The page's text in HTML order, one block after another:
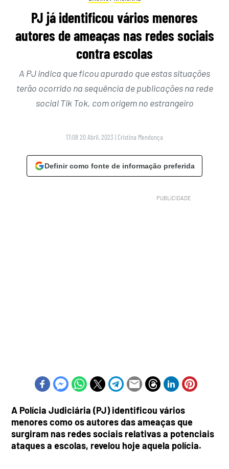
PJ já identificou vários menores
autores de ameaças nas redes sociais
contra escolas
A PJ indica que ficou apurado que estas situações
terão ocorrido na sequência de publicações na rede
social Tik Tok, com origem no estrangeiro
17:08 20 Abril, 2023 | Cristina Mendonça
Definir como fonte de informação preferida
A Polícia Judiciária (PJ) identificou vários
menores como os autores das ameaças que
surgiram nas redes sociais relativas a potenciais
ataques a escolas, revelou hoje aquela polícia.